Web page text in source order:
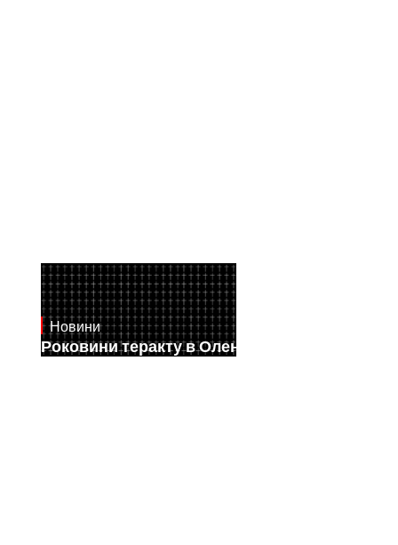
Новини
Роковини теракту в Оленівці